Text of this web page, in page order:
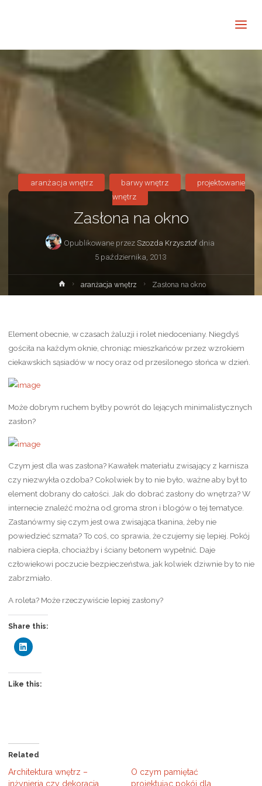
Zasłona na okno
Opublikowane przezSzozda Krzysztof dnia
5 października, 2013
aranżacja wnętrz barwy wnętrz
projektowanie
wnętrz
Strona
główna
aranżacja wnętrz Zasłona na okno
Element obecnie, w czasach żaluzji i rolet niedoceniany. Niegdyś
gościła na każdym oknie, chroniąc mieszkańców przez wzrokiem
ciekawskich sąsiadów w nocy oraz od przesilonego słońca w dzień.
Może dobrym ruchem byłby powrót do lejących minimalistycznych
zasłon?
Czym jest dla was zasłona? Kawałek materiału zwisający z karnisza
czy niezwykła ozdoba? Cokolwiek by to nie było, ważne aby był to
element dobrany do całości. Jak do dobrać zasłony do wnętrza? W
internecie znaleźć można od.groma stron i blogów o tej tematyce.
Zastanówmy się czym jest owa zwisająca tkanina, żeby nie
powiedzieć szmata? To coś, co sprawia, że czujemy się lepiej. Pokój
nabiera ciepła, chociażby i ściany betonem wypełnić. Daje
człowiekowi poczucie bezpieczeństwa, jak kolwiek dziwnie by to nie
zabrzmiało.
A roleta? Może rzeczywiście lepiej zasłony?
Share this:
C
l
k
t
n
L
i
n
k
e
Like this:
Related
Architektura wnętrz –
inżynieria czy dekoracja
O czym pamiętać
projektując pokój dla